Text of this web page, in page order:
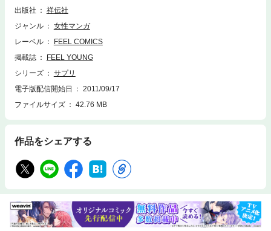
出版社
祥伝社
ジャンル
女性マンガ
レーベル
FEEL COMICS
掲載誌
FEEL YOUNG
シリーズ
サプリ
電子版配信開始日
2011/09/17
ファイルサイズ
42.76 MB
作品をシェアする